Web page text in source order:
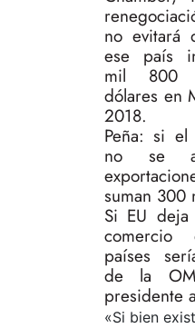
no evitará
ese país
mil 800
dólares en
2018.
Peña: si el
no se
suman 300
Si EU
comercio
países
de la
presidente
«Si bien